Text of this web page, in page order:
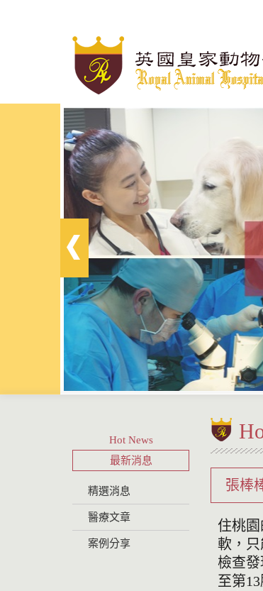
Hot News
最新消息
精選消息
醫療文章
案例分享
張棒
住桃
軟，
檢查
至第